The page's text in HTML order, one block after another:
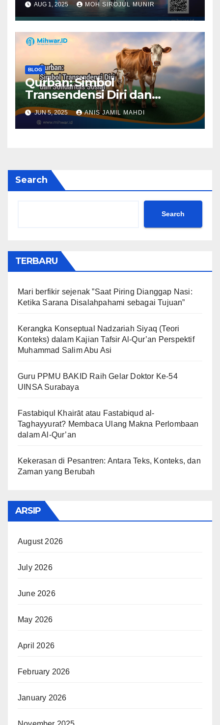
Relevan?
AUG 1, 2025 MOH SIROJUL MUNIR
BLOG
Qurban: Simbol
Transendensi Diri dan
Solidaritas Sosial
JUN 5, 2025 ANIS JAMIL MAHDI
Search
Search
TERBARU
Mari berfikir sejenak ”Saat Piring Dianggap Nasi:
Ketika Sarana Disalahpahami sebagai Tujuan”
Kerangka Konseptual Nadzariah Siyaq (Teori
Konteks) dalam Kajian Tafsir Al-Qur’an Perspektif
Muhammad Salim Abu Asi
Guru PPMU BAKID Raih Gelar Doktor Ke-54
UINSA Surabaya
Fastabiqul Khairāt atau Fastabiqud al-
Taghayyurat? Membaca Ulang Makna Perlombaan
dalam Al-Qur’an
Kekerasan di Pesantren: Antara Teks, Konteks, dan
Zaman yang Berubah
ARSIP
August 2026
July 2026
June 2026
May 2026
April 2026
February 2026
January 2026